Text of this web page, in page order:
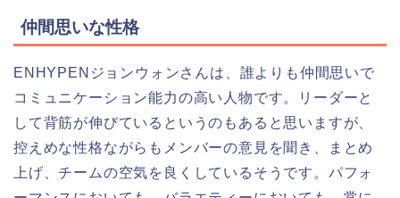
仲間思いな性格
ENHYPENジョンウォンさんは、誰よりも仲間思いで
コミュニケーション能力の高い人物です。リーダーと
して背筋が伸びているというのもあると思いますが、
控えめな性格ながらもメンバーの意見を聞き、まとめ
上げ、チームの空気を良くしているそうです。パフォ